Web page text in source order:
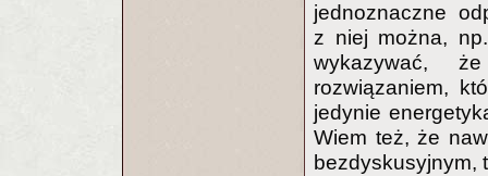
jednoznaczne
z niej można,
wykazywać,
rozwiązaniem,
jedynie
Wiem też, że
bezdyskusyjnym,